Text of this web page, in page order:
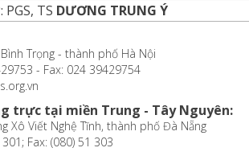
TS DƯƠNG TRUNG Ý
Trọng - thành phố Hà Nội
- Fax: 024 39429754
trực tại miền Trung - Tây Nguyên:
Xô Viết Nghệ Tĩnh, thành phố Đà Nẵng
Fax: (080) 51 303